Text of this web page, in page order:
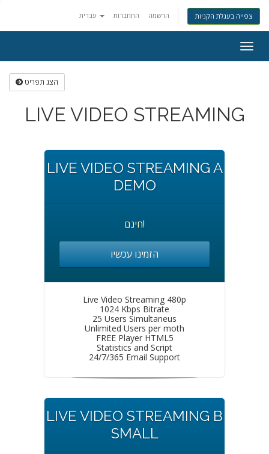
התחברות הרשמה צפייה בעגלת הקניות
הצג תפריט
LIVE VIDEO STREAMING
LIVE VIDEO STREAMING A
DEMO
חינם!
הזמינו עכשיו
Live Video Streaming 480p
1024 Kbps Bitrate
25 Users Simultaneus
Unlimited Users per moth
FREE Player HTML5
Statistics and Script
24/7/365 Email Support
LIVE VIDEO STREAMING B
SMALL